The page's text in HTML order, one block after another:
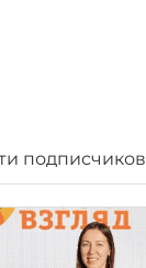
подписчиков